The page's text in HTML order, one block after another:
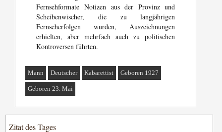
Fernsehformate Notizen aus der Provinz und
Scheibenwischer, die zu langjährigen
Fernseherfolgen wurden, Auszeichnungen
erhielten, aber mehrfach auch zu politischen
Kontroversen führten.
Mann Deutscher Kabarettist Geboren 1927
Geboren 23. Mai
Zitat des Tages